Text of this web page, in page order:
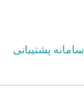
سامانه پشتیبانی